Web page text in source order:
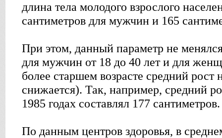
длина тела молодого взрослого
сантиметров для мужчин и 165
При этом, данный параметр не
для мужчин от 18 до 40 лет и для
более старшем возрасте средний рост
снижается). Так, например, средний
1985 годах составлял 177 сантиметров.
По данным центров здоровья, в